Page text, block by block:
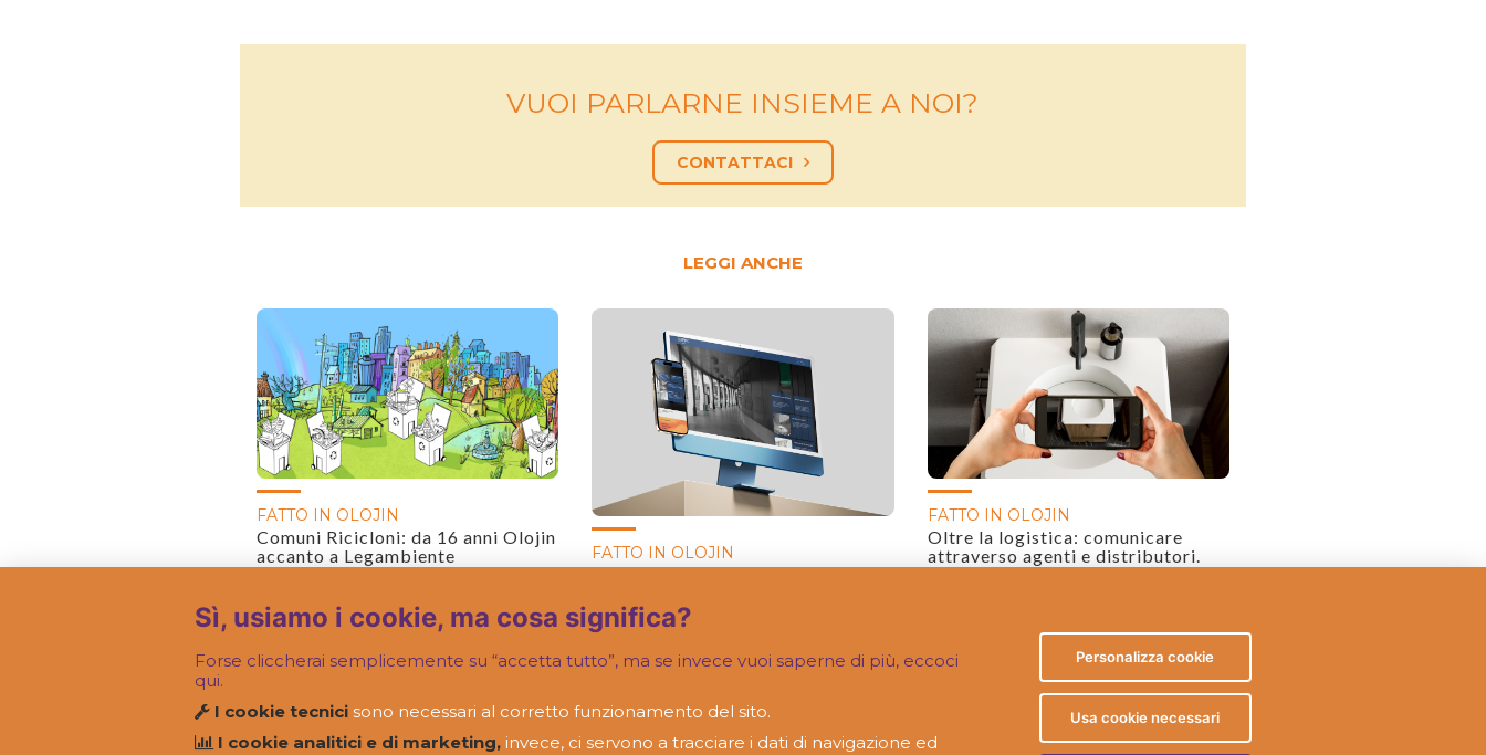
VUOI PARLARNE INSIEME A NOI?
CONTATTACI
LEGGI ANCHE
FATTO IN OLOJIN
Comuni Ricicloni: da 16 anni Olojin
accanto a Legambiente
FATTO IN OLOJIN
FATTO IN OLOJIN
Oltre la logistica: comunicare
attraverso agenti e distributori.
Sì, usiamo i cookie, ma cosa significa?
Forse cliccherai semplicemente su “accetta tutto”, ma se invece vuoi saperne di più, eccoci
qui.
I cookie tecnici sono necessari al corretto funzionamento del sito.
I cookie analitici e di marketing, invece, ci servono a tracciare i dati di navigazione ed
Usa cookie necessari
Personalizza cookie